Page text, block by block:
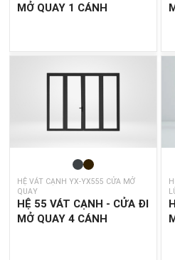
MỞ QUAY 1 CÁNH
HỆ VÁT CẠNH YX-YX555 CỬA MỞ
QUAY
HỆ 55 VÁT CẠNH - CỬA ĐI
MỞ QUAY 4 CÁNH